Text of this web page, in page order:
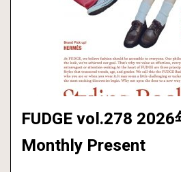
FUDGE vol.278
Monthly Present